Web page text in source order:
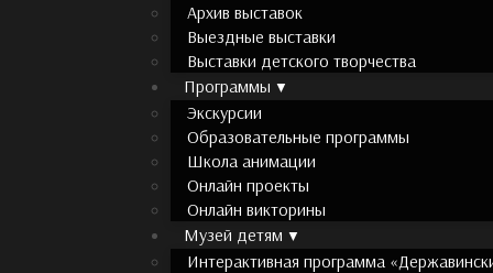
Архив выставок
Выездные выставки
Выставки детского творчества
Программы
Экскурсии
Образовательные программы
Школа анимации
Онлайн проекты
Онлайн викторины
Музей детям
Интерактивная программа